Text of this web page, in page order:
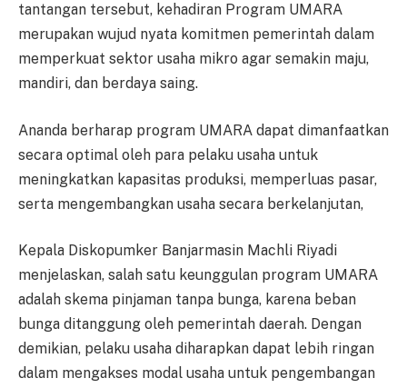
tantangan tersebut, kehadiran Program UMARA
merupakan wujud nyata komitmen pemerintah dalam
memperkuat sektor usaha mikro agar semakin maju,
mandiri, dan berdaya saing.
Ananda berharap program UMARA dapat dimanfaatkan
secara optimal oleh para pelaku usaha untuk
meningkatkan kapasitas produksi, memperluas pasar,
serta mengembangkan usaha secara berkelanjutan,
Kepala Diskopumker Banjarmasin Machli Riyadi
menjelaskan, salah satu keunggulan program UMARA
adalah skema pinjaman tanpa bunga, karena beban
bunga ditanggung oleh pemerintah daerah. Dengan
demikian, pelaku usaha diharapkan dapat lebih ringan
dalam mengakses modal usaha untuk pengembangan